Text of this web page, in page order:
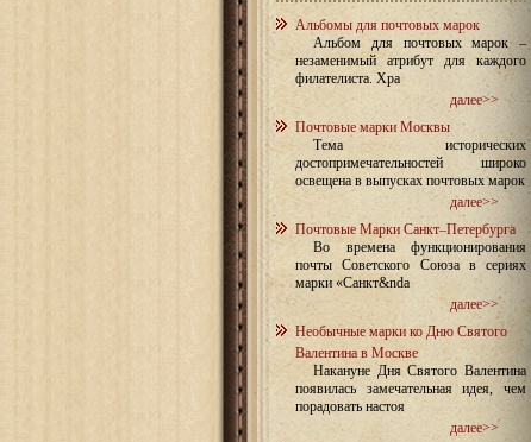
Альбомы для почтовых марок
Альбом для почтовых марок –
незаменимый атрибут для каждого
филателиста. Хра
далее>>
Почтовые марки Москвы
Тема исторических
достопримечательностей широко
освещена в выпусках почтовых марок
далее>>
Почтовые Марки Санкт–Петербурга
Во времена функционирования
почты Советского Союза в сериях
марки «Санкт&nda
далее>>
Необычные марки ко Дню Святого
Валентина в Москве
Накануне Дня Святого Валентина
появилась замечательная идея, чем
порадовать настоя
далее>>